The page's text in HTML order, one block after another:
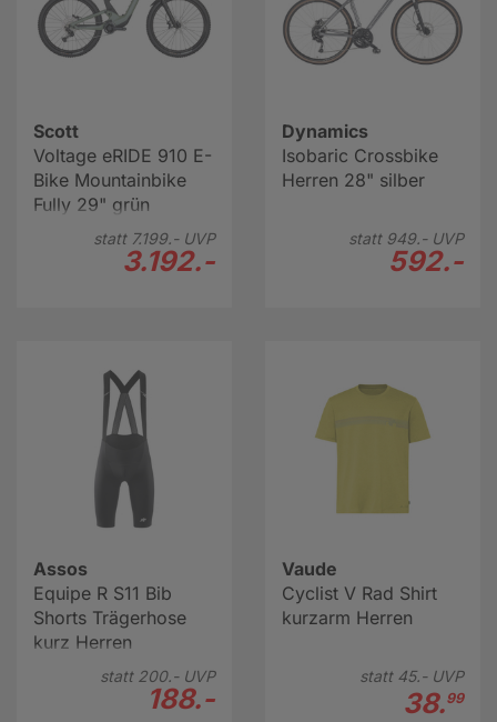
Scott
Voltage eRIDE 910 E-
Bike Mountainbike
Fully 29" grün
statt 7.199.-UVP
3.192.-
Dynamics
Isobaric Crossbike
Herren 28" silber
statt 949.-UVP
592.-
Assos
Equipe R S11 Bib
Shorts Trägerhose
kurz Herren
statt 200.-UVP
188.-
Vaude
Cyclist V Rad Shirt
kurzarm Herren
statt 45.-UVP
38.99